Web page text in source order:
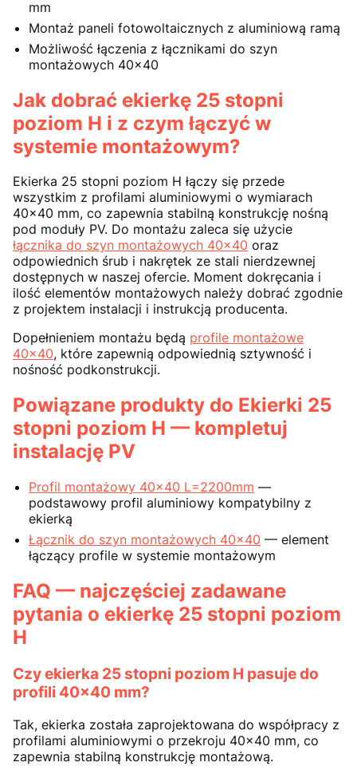
mm
Montaż paneli fotowoltaicznych z aluminiową ramą
Możliwość łączenia z łącznikami do szyn
montażowych 40x40
Jak dobrać ekierkę 25 stopni
poziom H i z czym łączyć w
systemie montażowym?
Ekierka 25 stopni poziom H łączy się przede
wszystkim z profilami aluminiowymi o wymiarach
40x40 mm, co zapewnia stabilną konstrukcję nośną
pod moduły PV. Do montażu zaleca się użycie
łącznika do szyn montażowych 40x40 oraz
odpowiednich śrub i nakrętek ze stali nierdzewnej
dostępnych w naszej ofercie. Moment dokręcania i
ilość elementów montażowych należy dobrać zgodnie
z projektem instalacji i instrukcją producenta.
Dopełnieniem montażu będą profile montażowe
40x40, które zapewnią odpowiednią sztywność i
nośność podkonstrukcji.
Powiązane produkty do Ekierki 25
stopni poziom H — kompletuj
instalację PV
Profil montażowy 40x40 L=2200mm —
podstawowy profil aluminiowy kompatybilny z
ekierką
Łącznik do szyn montażowych 40x40 — element
łączący profile w systemie montażowym
FAQ — najczęściej zadawane
pytania o ekierkę 25 stopni poziom
H
Czy ekierka 25 stopni poziom H pasuje do
profili 40x40 mm?
Tak, ekierka została zaprojektowana do współpracy z
profilami aluminiowymi o przekroju 40x40 mm, co
zapewnia stabilną konstrukcję montażową.